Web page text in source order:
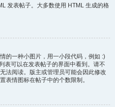
发表帖子。大多数使用 HTML 生成的格
的一种小图片，用一小段代码，例如 :)
表可以在发表帖子的界面中看到。请不
法阅读。版主或管理员可能会因此修改
表情图标在帖子中的个数限制。